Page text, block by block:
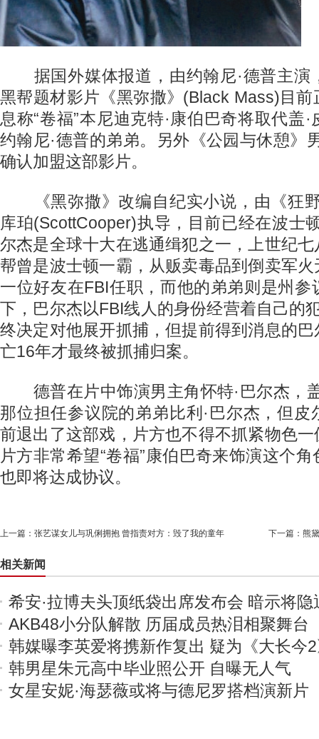
据国外媒体报道，由约翰尼·德普主演
黑帮题材影片《黑弥撒》(Black Mass)目
息称“卷福”本尼迪克特·康伯巴奇将取代盖
约翰尼·德普的弟弟。另外《公园与休憩》
确认加盟这部影片。
《黑弥撒》改编自纪实小说，由《狂野
库珀(ScottCooper)执导，目前已经在波士
尔杰是全球十大在逃通缉犯之一，上世纪
帮曾是波士顿一霸，从贩卖毒品到倒卖军
一位好友在FBI任职，而他的弟弟则是州参
下，巴尔杰以FBI线人的身份经营着自己的
终决定对他展开抓捕，但提前得到消息的
亡16年才最终被抓捕归案。
德普在片中饰演男主角怀特·巴尔杰，
那位担任参议院的弟弟比利·巴尔杰，但皮
前退出了这部戏，片方也不得不抓紧物色
片方非常希望“卷福”康伯巴奇来饰演这个
也即将达成协议。
上一篇： 张艺谋女儿与巩俐拥抱 曾指责对方：毁了我的童年 下一篇： 熊
相关新闻
希安·拉博夫头顶纸袋出席发布会 暗示将隐
AKB48小分队解散 历届成员热泪相聚舞台
韩媒曝李英爱将携新作复出 疑为《大长今
韩男星朱元高中毕业照公开 自曝无人气
女星安妮·海瑟薇或将与德尼罗搭档演新片